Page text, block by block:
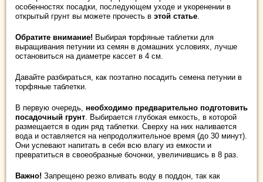
особенностях посадки, последующем уходе и укоренении в
открытый грунт вы можете прочесть в этой статье.
Обратите внимание! Выбирая торфяные таблетки для
выращивания петунии из семян в домашних условиях, лучше
остановиться на диаметре кассет в 4 см.
Давайте разбираться, как поэтапно посадить семена петунии в
торфяные таблетки.
В первую очередь, необходимо предварительно подготовить
посадочный грунт. Выбирается глубокая емкость, в которой
размещается в один ряд таблетки. Сверху на них наливается
вода и оставляется на непродолжительное время (до 30 минут).
Они успевают напитать в себя всю влагу из емкости и
превратиться в своеобразные бочонки, увеличившись в 8 раз.
Важно! Запрещено резко вливать воду в поддон, так как